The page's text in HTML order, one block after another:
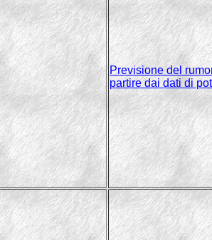
Previsione del
partire dai dati di